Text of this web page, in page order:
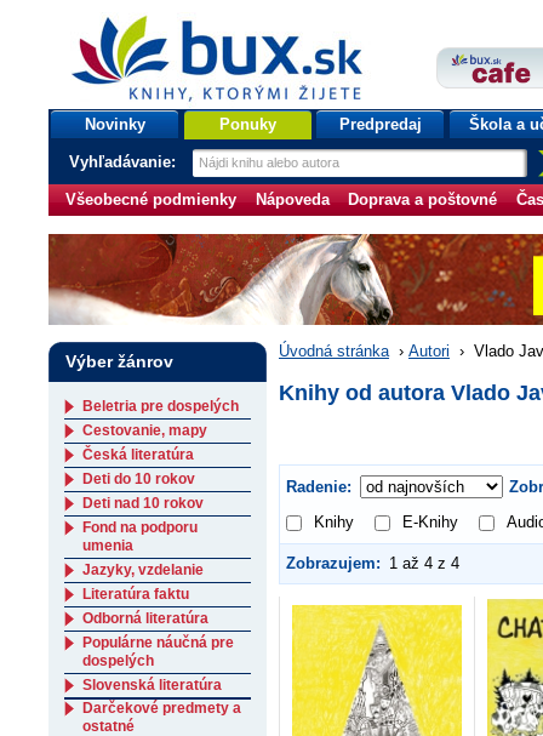
bux.sk
knihy, ktorými žijete
Úvodná stránka
Novinky Ponuky Predpredaj Škola a
Vyhľadávanie:
Všeobecné podmienky Nápoveda Doprava a poštovné
Úvodná stránka › Autori › Vlado
Knihy od autora Vlado
Radenie:
Knihy
E-Knihy
Zobrazujem: 1 až 4 z 4
Výber žánrov
Beletria pre dospelých
Cestovanie, mapy
Česká literatúra
Deti do 10 rokov
Deti nad 10 rokov
Fond na podporu
umenia
Jazyky, vzdelanie
Literatúra faktu
Odborná literatúra
Populárne náučná pre
dospelých
Slovenská literatúra
Darčekové predmety a
ostatné